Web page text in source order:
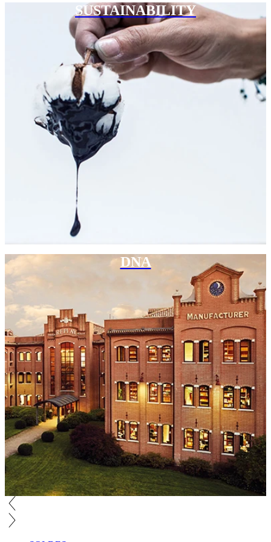
SUSTAINABILITY
DNA